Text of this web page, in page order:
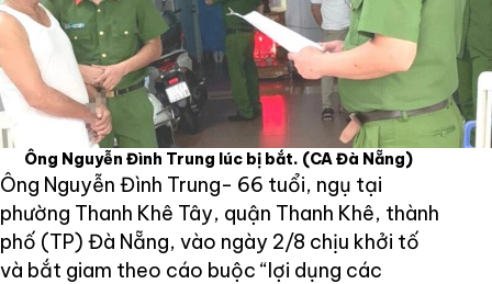
Ông Nguyễn Đình Trung lúc bị bắt. (CA Đà Nẵng)
Ông Nguyễn Đình Trung- 66 tuổi, ngụ tại
phường Thanh Khê Tây, quận Thanh Khê, thành
phố (TP) Đà Nẵng, vào ngày 2/8 chịu khởi tố
và bắt giam theo cáo buộc “lợi dụng các